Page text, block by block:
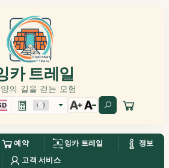
카 트레일
의 길을 걷는 모험
예약 잉카 트레일
정보
고객 서비스